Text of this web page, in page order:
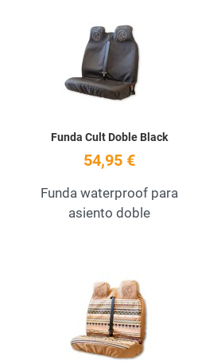
Add to Wishlist
Funda Cult Doble Black
54,95 €
Funda waterproof para
asiento doble
Add to Wishlist